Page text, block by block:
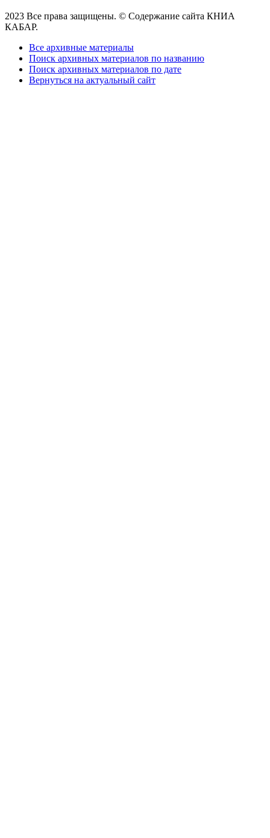
2023 Все права защищены. © Содержание сайта КНИА
КАБАР.
Все архивные материалы
Поиск архивных материалов по названию
Поиск архивных материалов по дате
Вернуться на актуальный сайт